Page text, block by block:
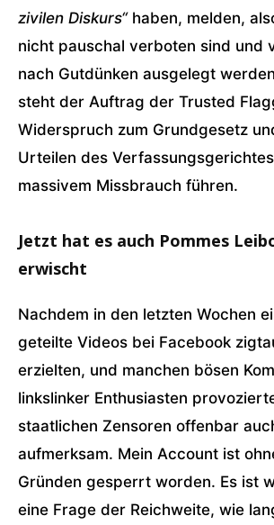
zivilen Diskurs“haben, melden,
nicht pauschal verboten sind und
nach Gutdünken ausgelegt
steht der Auftrag der Trusted
Widerspruch zum Grundgesetz
Urteilen des
massivem Missbrauch führen.
Jetzt hat es auch Pommes
erwischt
Nachdem in den letzten Wochen
geteilte Videos bei Facebook
erzielten, und manchen bösen
linkslinker Enthusiasten
staatlichen Zensoren offenbar
aufmerksam. Mein Account ist
Gründen gesperrt worden. Es ist
eine Frage der Reichweite, wie